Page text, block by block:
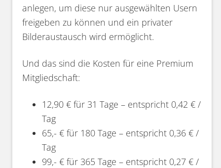
anlegen, um diese nur ausgewählten Usern
freigeben zu können und ein privater
Bilderaustausch wird ermöglicht.
Und das sind die Kosten für eine Premium
Mitgliedschaft:
12,90 € für 31 Tage – entspricht 0,42 € /
Tag
65,- € für 180 Tage – entspricht 0,36 € /
Tag
99,- € für 365 Tage – entspricht 0,27 € /